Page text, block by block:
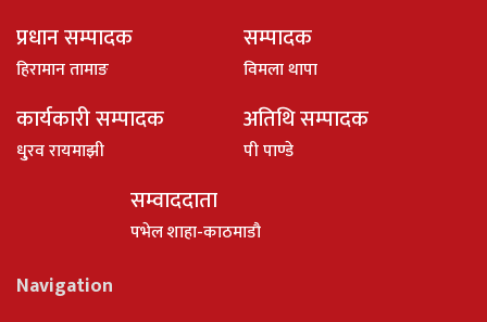
प्रधान सम्पादक
हिरामान तामाङ
सम्पादक
विमला थापा
कार्यकारी सम्पादक
धु्रव रायमाझी
अतिथि सम्पादक
पी पाण्डे
सम्वाददाता
पभेल शाहा-काठमाडौ
Navigation